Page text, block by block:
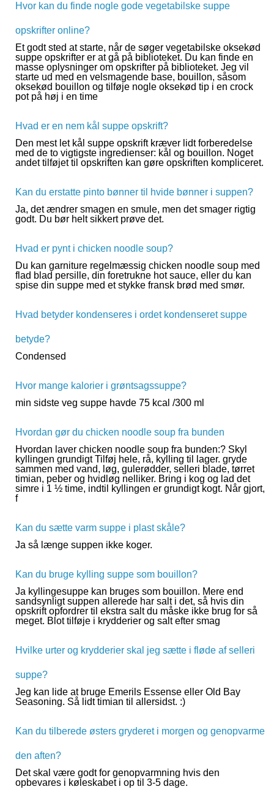
Hvor kan du finde nogle gode vegetabilske suppe
opskrifter online?
Et godt sted at starte, når de søger vegetabilske oksekød
suppe opskrifter er at gå på biblioteket. Du kan finde en
masse oplysninger om opskrifter på biblioteket. Jeg vil
starte ud med en velsmagende base, bouillon, såsom
oksekød bouillon og tilføje nogle oksekød tip i en crock
pot på høj i en time
Hvad er en nem kål suppe opskrift?
Den mest let kål suppe opskrift kræver lidt forberedelse
med de to vigtigste ingredienser: kål og bouillon. Noget
andet tilføjet til opskriften kan gøre opskriften kompliceret.
Kan du erstatte pinto bønner til hvide bønner i suppen?
Ja, det ændrer smagen en smule, men det smager rigtig
godt. Du bør helt sikkert prøve det.
Hvad er pynt i chicken noodle soup?
Du kan garniture regelmæssig chicken noodle soup med
flad blad persille, din foretrukne hot sauce, eller du kan
spise din suppe med et stykke fransk brød med smør.
Hvad betyder kondenseres i ordet kondenseret suppe
betyde?
Condensed
Hvor mange kalorier i grøntsagssuppe?
min sidste veg suppe havde 75 kcal /300 ml
Hvordan gør du chicken noodle soup fra bunden
Hvordan laver chicken noodle soup fra bunden:? Skyl
kyllingen grundigt Tilføj hele, rå, kylling til lager. gryde
sammen med vand, løg, gulerødder, selleri blade, tørret
timian, peber og hvidløg nelliker. Bring i kog og lad det
simre i 1 ½ time, indtil kyllingen er grundigt kogt. Når gjort,
f
Kan du sætte varm suppe i plast skåle?
Ja så længe suppen ikke koger.
Kan du bruge kylling suppe som bouillon?
Ja kyllingesuppe kan bruges som bouillon. Mere end
sandsynligt suppen allerede har salt i det, så hvis din
opskrift opfordrer til ekstra salt du måske ikke brug for så
meget. Blot tilføje i krydderier og salt efter smag
Hvilke urter og krydderier skal jeg sætte i fløde af selleri
suppe?
Jeg kan lide at bruge Emerils Essense eller Old Bay
Seasoning. Så lidt timian til allersidst. :)
Kan du tilberede østers gryderet i morgen og genopvarme
den aften?
Det skal være godt for genopvarmning hvis den
opbevares i køleskabet i op til 3-5 dage.